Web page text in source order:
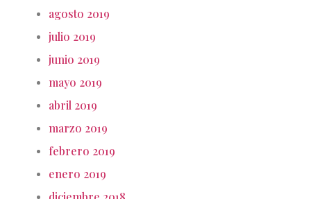
agosto 2019
julio 2019
junio 2019
mayo 2019
abril 2019
marzo 2019
febrero 2019
enero 2019